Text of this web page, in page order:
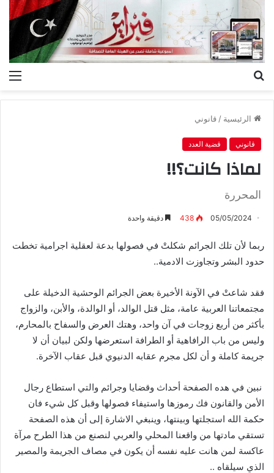
الرئيسية / قانوني
قانوني قضية العدد
لماذا كانت؟!!
المحررة
05/05/2024
438 دقيقة واحدة
ربما لأن تلك الجرائم شكلتْ في فصولها بدعة لعقلية اجرامية تخطت
حدود البشر وتجاوزت الادمية..
فقد شاعتْ في الآونة الأخيرة بعض الجرائم الوحشية الدخيلة على
مجتمعاتنا العربية عامة، مثل قتل الوالد، أو الوالدة، والأبن، والزواج
بأكثر من أربع زوجات في آن واحد، وهتك العرض والسفاح بالمحارم،
وليس من باب الرافاهية أو الطرافة استعرضها ولكن لبيان أن لا
جريمة كاملة و أن لكل مجرم عقابه الدنيوي قبل عقاب الآخرة.
نبين في هده الصفحة أحداث وقضايا وجرائم والتي استطاع رجال
الأمن والقانون فك رموزها واستيفاء فصولها وقبل كل شيء فان
حكمة الله استجلتها وبينتها، وينبغي الاشارة إلى أن هذه الصفحة
تستقي مادتها من واقعنا المحلي والعربي لنصنع من هذا الطرح مرآة
عاكسة لمن هانت عليه نفسه أن يكون في مصاف الجريمة والمصير
الذي سيلقاه ..